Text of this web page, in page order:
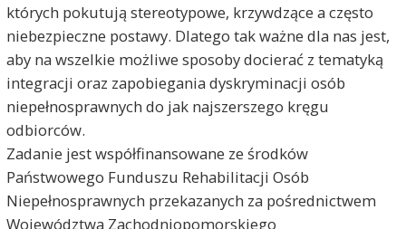
których pokutują stereotypowe, krzywdzące a często
niebezpieczne postawy. Dlatego tak ważne dla nas jest,
aby na wszelkie możliwe sposoby docierać z tematyką
integracji oraz zapobiegania dyskryminacji osób
niepełnosprawnych do jak najszerszego kręgu
odbiorców.
Zadanie jest współfinansowane ze środków
Państwowego Funduszu Rehabilitacji Osób
Niepełnosprawnych przekazanych za pośrednictwem
Województwa Zachodniopomorskiego